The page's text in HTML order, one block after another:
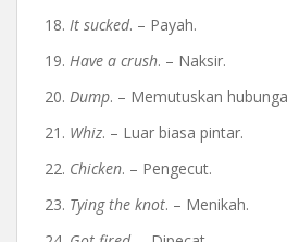
18. It sucked. – Payah.
19. Have a crush. – Naksir.
20. Dump. – Memutuskan
21. Whiz. – Luar biasa pintar.
22. Chicken. – Pengecut.
23. Tying the knot. – Menikah.